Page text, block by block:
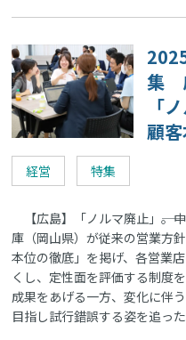
集
「
顧
経営 特集
【広島】「ノルマ廃止」――。
庫（岡山県）が従来の営業方
本位の徹底」を掲げ、各営業
くし、定性面を評価する制度
成果をあげる一方、変化に伴
目指し試行錯誤する姿を追った